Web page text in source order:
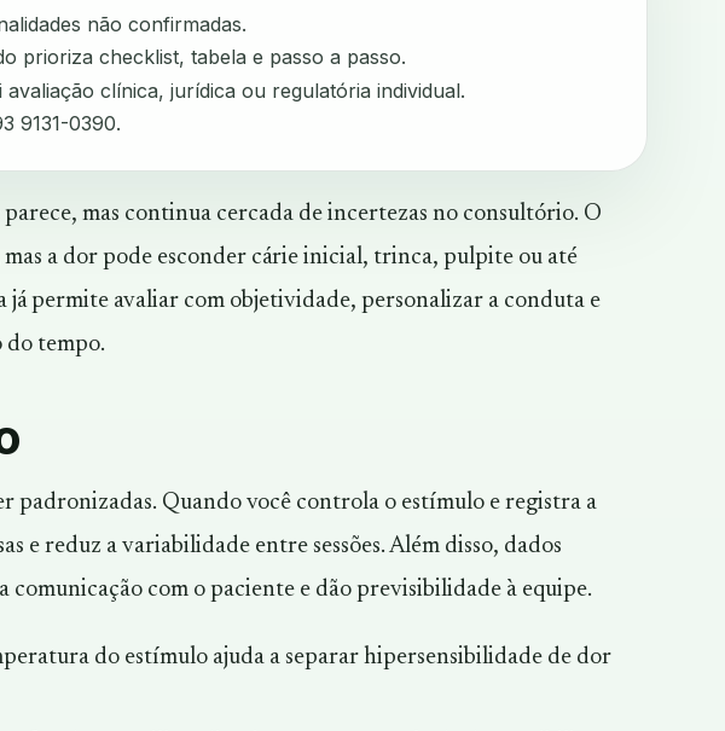
não confirmadas.
prioriza checklist, tabela e passo a passo.
clínica, jurídica ou regulatória individual.
9131-0390.
mas continua cercada de incertezas no consultório. O
a dor pode esconder cárie inicial, trinca, pulpite ou até
permite avaliar com objetividade, personalizar a conduta e
do tempo.
padronizadas. Quando você controla o estímulo e registra a
e reduz a variabilidade entre sessões. Além disso, dados
comunicação com o paciente e dão previsibilidade à equipe.
do estímulo ajuda a separar hipersensibilidade de dor